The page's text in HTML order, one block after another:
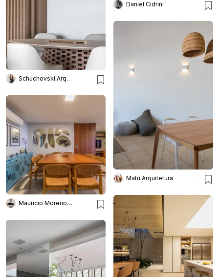
Daniel Cidrini
Schuchovski Arquitetura
Matú Arquitetura
Mauricio Moreno Fotografia